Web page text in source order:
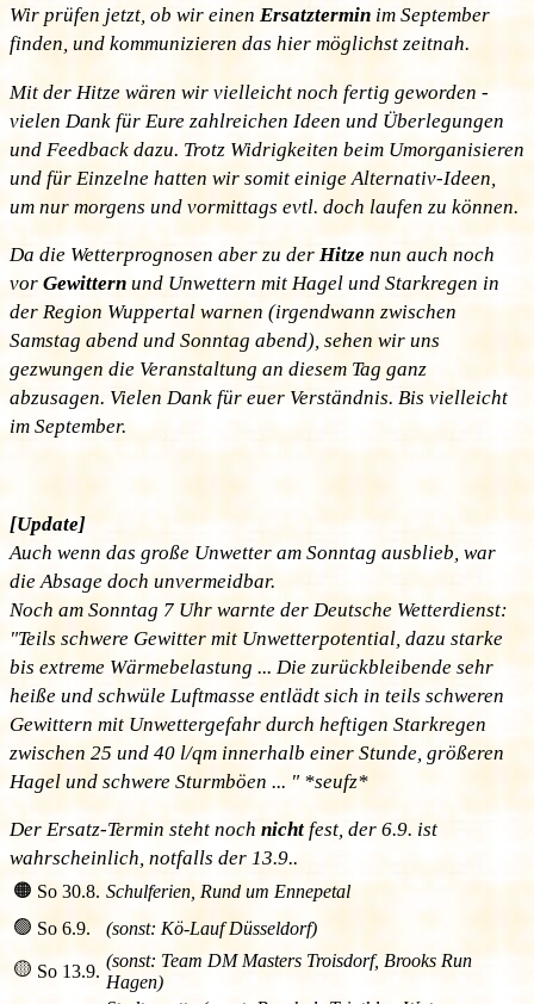
Wir prüfen jetzt, ob wir einen Ersatztermin im September
finden, und kommunizieren das hier möglichst zeitnah.
Mit der Hitze wären wir vielleicht noch fertig geworden -
vielen Dank für Eure zahlreichen Ideen und Überlegungen
und Feedback dazu. Trotz Widrigkeiten beim Umorganisieren
und für Einzelne hatten wir somit einige Alternativ-Ideen,
um nur morgens und vormittags evtl. doch laufen zu können.
Da die Wetterprognosen aber zu der Hitze nun auch noch
vor Gewittern und Unwettern mit Hagel und Starkregen in
der Region Wuppertal warnen (irgendwann zwischen
Samstag abend und Sonntag abend), sehen wir uns
gezwungen die Veranstaltung an diesem Tag ganz
abzusagen. Vielen Dank für euer Verständnis. Bis vielleicht
im September.
[Update]
Auch wenn das große Unwetter am Sonntag ausblieb, war
die Absage doch unvermeidbar.
Noch am Sonntag 7 Uhr warnte der Deutsche Wetterdienst:
"Teils schwere Gewitter mit Unwetterpotential, dazu starke
bis extreme Wärmebelastung ... Die zurückbleibende sehr
heiße und schwüle Luftmasse entlädt sich in teils schweren
Gewittern mit Unwettergefahr durch heftigen Starkregen
zwischen 25 und 40 l/qm innerhalb einer Stunde, größeren
Hagel und schwere Sturmböen ... " *seufz*
Der Ersatz-Termin steht noch nicht fest, der 6.9. ist
wahrscheinlich, notfalls der 13.9..
🟠 So 30.8. Schulferien, Rund um Ennepetal
🟢 So 6.9.
(sonst: Kö-Lauf Düsseldorf)
🟡 So 13.9.
(sonst: Team DM Masters Troisdorf, Brooks Run
Hagen)